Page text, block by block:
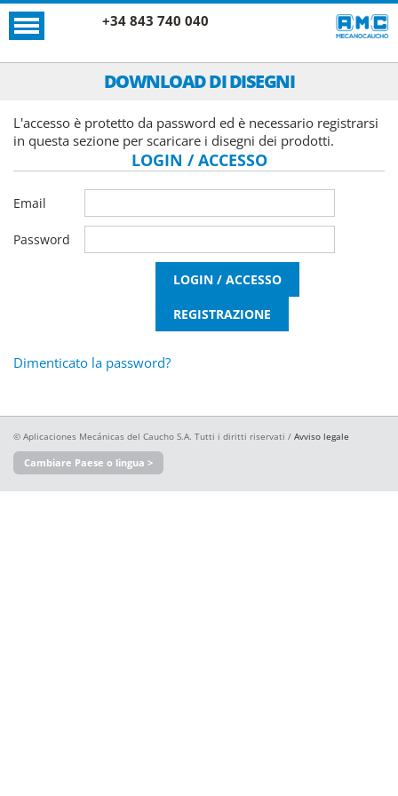
+34 843 740 040
DOWNLOAD DI DISEGNI
L'accesso è protetto da password ed è necessario registrarsi
in questa sezione per scaricare i disegni dei prodotti.
LOGIN / ACCESSO
Email
Password
Dimenticato la password?
© Aplicaciones Mecánicas del Caucho S.A. Tutti i diritti riservati / Avviso legale
Cambiare Paese o lingua >